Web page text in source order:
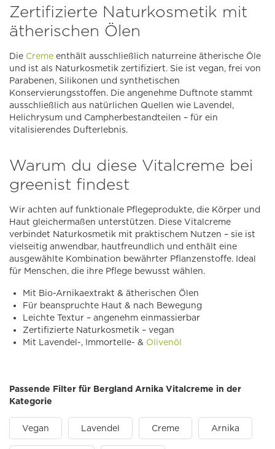
Zertifizierte Naturkosmetik mit
ätherischen Ölen
Die Creme enthält ausschließlich naturreine ätherische Öle
und ist als Naturkosmetik zertifiziert. Sie ist vegan, frei von
Parabenen, Silikonen und synthetischen
Konservierungsstoffen. Die angenehme Duftnote stammt
ausschließlich aus natürlichen Quellen wie Lavendel,
Helichrysum und Campherbestandteilen – für ein
vitalisierendes Dufterlebnis.
Warum du diese Vitalcreme bei
greenist findest
Wir achten auf funktionale Pflegeprodukte, die Körper und
Haut gleichermaßen unterstützen. Diese Vitalcreme
verbindet Naturkosmetik mit praktischem Nutzen – sie ist
vielseitig anwendbar, hautfreundlich und enthält eine
ausgewählte Kombination bewährter Pflanzenstoffe. Ideal
für Menschen, die ihre Pflege bewusst wählen.
Mit Bio-Arnikaextrakt & ätherischen Ölen
Für beanspruchte Haut & nach Bewegung
Leichte Textur – angenehm einmassierbar
Zertifizierte Naturkosmetik – vegan
Mit Lavendel-, Immortelle- & Olivenöl
Passende Filter für Bergland Arnika Vitalcreme in der
Kategorie
Vegan Lavendel Creme Arnika